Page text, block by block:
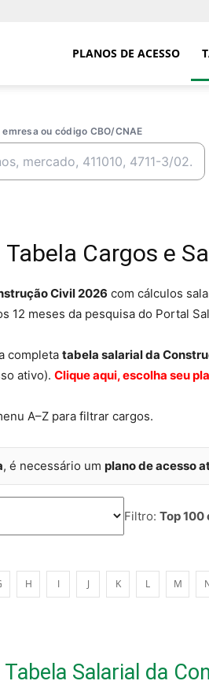
PLANOS DE ACESSO
ou código CBO/CNAE
Cargos e
Civil 2026 com cálculos
12 meses da pesquisa do Portal
completa tabela salarial da
ativo). Clique aqui, escolha seu
A–Z para filtrar cargos.
, é necessário um plano de acesso
Filtro: Top
H I J K L M
Tabela Salarial da